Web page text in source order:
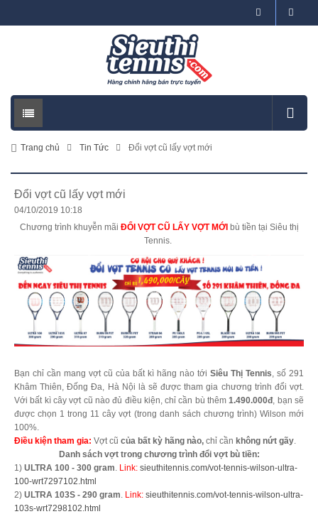
Trang chủ Tin Tức Đổi vợt cũ lấy vợt mới
Đổi vợt cũ lấy vợt mới
04/10/2019 10:18
Chương trình khuyễn mãi ĐỔI VỢT CŨ LẤY VỢT MỚI bù tiền tại Siêu thị
Tennis.
Bạn chỉ cần mang vợt cũ của bất kì hãng nào tới Siêu Thị Tennis , số 291
Khâm Thiên, Đống Đa, Hà Nội là sẽ được tham gia chương trình đổi vợt.
Với bất kì cây vợt cũ nào đủ điều kiện, chỉ cần bù thêm1.490.000đ, bạn sẽ
được chọn 1 trong 11 cây vợt (trong danh sách chương trình) Wilson mới
100%.
Điều kiện tham gia: Vợt cũ của bất kỳ hãng nào, chỉ cần không nứt gãy
Danh sách vợt trong chương trình đổi vợt bù tiền:
1) ULTRA 100 - 300 gram Link: sieuthitennis.com/vot-tennis-wilson-ultra-
100-wrt7297102.html
2) ULTRA 103S - 290 gram Link: sieuthitennis.com/vot-tennis-wilson-ultra-
103s-wrt7298102.html